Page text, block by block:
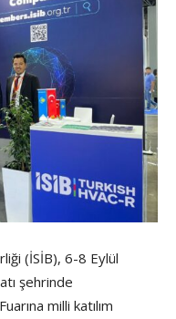
(İSİB), 6-8 Eylül
şehrinde
milli katılım